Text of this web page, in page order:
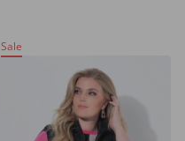
Sale